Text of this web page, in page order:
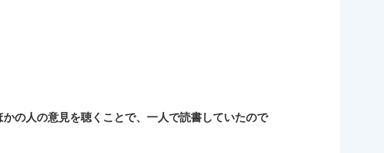
の人の意見を聴くことで、一人で読書していたので